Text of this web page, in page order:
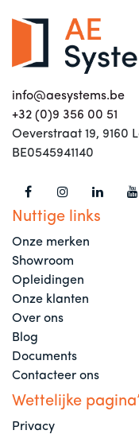
info@aesystems.be
+32 (0)9 356 00 51
Oeverstraat 19, 9160
BE0545941140
Nuttige links
Onze merken
Showroom
Opleidingen
Onze klanten
Over ons
Blog
Documents
Contacteer ons
Wettelijke
Privacy